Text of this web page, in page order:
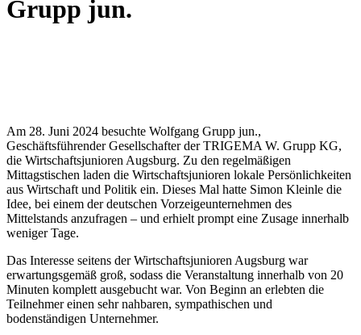
Grupp jun.
Am 28. Juni 2024 besuchte Wolfgang Grupp jun.,
Geschäftsführender Gesellschafter der TRIGEMA W. Grupp KG,
die Wirtschaftsjunioren Augsburg. Zu den regelmäßigen
Mittagstischen laden die Wirtschaftsjunioren lokale Persönlichkeiten
aus Wirtschaft und Politik ein. Dieses Mal hatte Simon Kleinle die
Idee, bei einem der deutschen Vorzeigeunternehmen des
Mittelstands anzufragen – und erhielt prompt eine Zusage innerhalb
weniger Tage.
Das Interesse seitens der Wirtschaftsjunioren Augsburg war
erwartungsgemäß groß, sodass die Veranstaltung innerhalb von 20
Minuten komplett ausgebucht war. Von Beginn an erlebten die
Teilnehmer einen sehr nahbaren, sympathischen und
bodenständigen Unternehmer.